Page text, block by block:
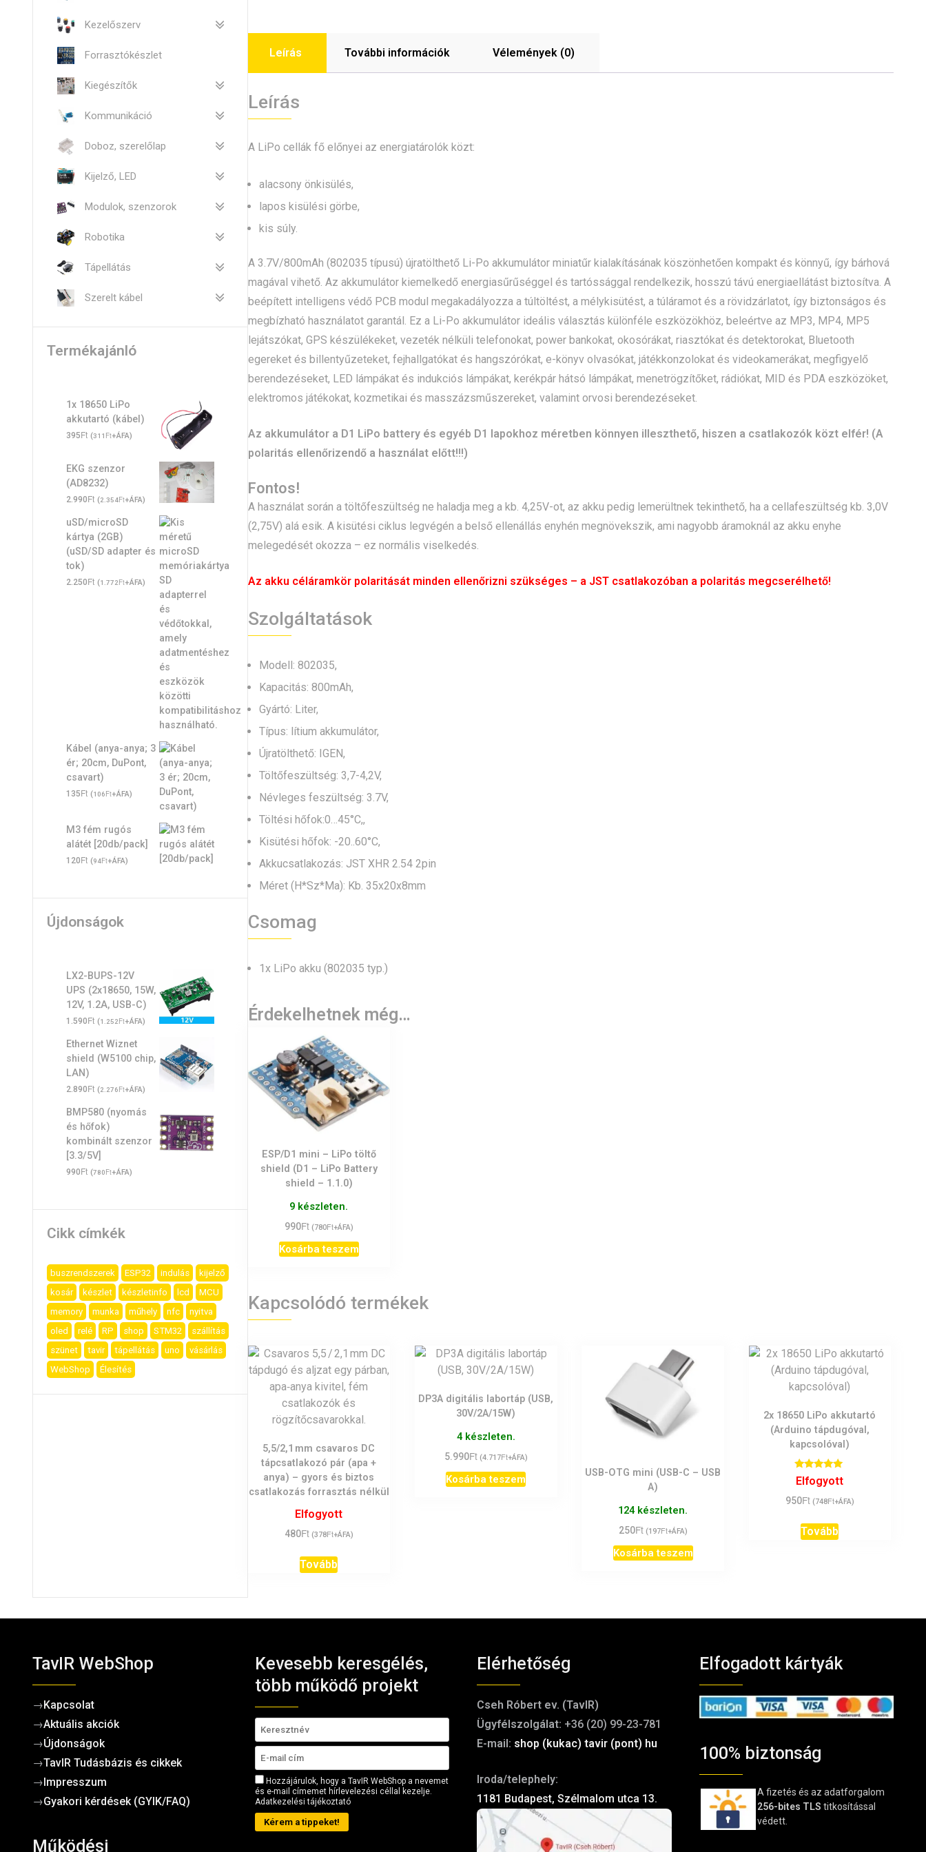
Leírás További információk Vélemények (0)
Leírás
A LiPo cellák fő előnyei az energiatárolók közt:
alacsony önkisülés,
lapos kisülési görbe,
kis súly.
A 3.7V/800mAh (802035 típusú) újratölthető Li-Po akkumulátor miniatűr kialakításának köszönhetően kompakt és könnyű, így bárhová
magával vihető. Az akkumulátor kiemelkedő energiasűrűséggel és tartóssággal rendelkezik, hosszú távú energiaellátást biztosítva. A
beépített intelligens védő PCB modul megakadályozza a túltöltést, a mélykisütést, a túláramot és a rövidzárlatot, így biztonságos és
megbízható használatot garantál. Ez a Li-Po akkumulátor ideális választás különféle eszközökhöz, beleértve az MP3, MP4, MP5
lejátszókat, GPS készülékeket, vezeték nélküli telefonokat, power bankokat, okosórákat, riasztókat és detektorokat, Bluetooth
egereket és billentyűzeteket, fejhallgatókat és hangszórókat, e-könyv olvasókat, játékkonzolokat és videokamerákat, megfigyelő
berendezéseket, LED lámpákat és indukciós lámpákat, kerékpár hátsó lámpákat, menetrögzítőket, rádiókat, MID és PDA eszközöket,
elektromos játékokat, kozmetikai és masszázsműszereket, valamint orvosi berendezéseket.
Az akkumulátor a D1 LiPo battery és egyéb D1 lapokhoz méretben könnyen illeszthető, hiszen a csatlakozók közt elfér! (A
polaritás ellenőrizendő a használat előtt!!!)
Fontos!
A használat során a töltőfeszültség ne haladja meg a kb. 4,25V-ot, az akku pedig lemerültnek tekinthető, ha a cellafeszültség kb. 3,0V
(2,75V) alá esik. A kisütési ciklus legvégén a belső ellenállás enyhén megnövekszik, ami nagyobb áramoknál az akku enyhe
melegedését okozza – ez normális viselkedés.
Az akku céláramkör polaritását minden ellenőrizni szükséges – a JST csatlakozóban a polaritás megcserélhető!
Szolgáltatások
Modell: 802035,
Kapacitás: 800mAh,
Gyártó: Liter,
Típus: lítium akkumulátor,
Újratölthető: IGEN,
Töltőfeszültség: 3,7-4,2V,
Névleges feszültség: 3.7V,
Töltési hőfok:0…45°C,,
Kisütési hőfok: -20..60°C,
Akkucsatlakozás: JST XHR 2.54 2pin
Méret (H*Sz*Ma): Kb. 35x20x8mm
Csomag
1x LiPo akku (802035 typ.)
Érdekelhetnek még…
ESP/D1 mini – LiPo töltő
shield (D1 – LiPo Battery
shield – 1.1.0)
9 készleten.
990Ft (780Ft+ÁFA)
Kosárba teszem
Kapcsolódó termékek
5,5/2,1 mm csavaros DC
tápcsatlakozó pár (apa +
anya) – gyors és biztos
csatlakozás forrasztás nélkül
Elfogyott
480Ft (378Ft+ÁFA)
Tovább
DP3A digitális labortáp (USB,
30V/2A/15W)
4 készleten.
5.990Ft (4.717Ft+ÁFA)
Kosárba teszem
USB-OTG mini (USB-C – USB
A)
124 készleten.
250Ft (197Ft+ÁFA)
Kosárba teszem
2x 18650 LiPo akkutartó
(Arduino tápdugóval,
kapcsolóval)
Értékelés:
5.00
Elfogyott
950Ft (748Ft+ÁFA)
Tovább
Kezelőszerv
Forrasztókészlet
Kiegészítők
Kommunikáció
Doboz, szerelőlap
Kijelző, LED
Modulok, szenzorok
Robotika
Tápellátás
Szerelt kábel
Termékajánló
1x 18650 LiPo
akkutartó (kábel)
395Ft (311 Ft+ÁFA)
EKG szenzor
(AD8232)
2.990Ft (2.354Ft+ÁFA)
uSD/microSD
kártya (2GB)
(uSD/SD adapter és
tok)
2.250Ft (1.772Ft+ÁFA)
Kábel (anya-anya; 3
ér; 20cm, DuPont,
csavart)
135Ft (106Ft+ÁFA)
M3 fém rugós
alátét [20db/pack]
120Ft (94Ft+ÁFA)
Újdonságok
LX2-BUPS-12V
UPS (2x18650, 15W,
12V, 1.2A, USB-C)
1.590Ft (1.252Ft+ÁFA)
Ethernet Wiznet
shield (W5100 chip,
LAN)
2.890Ft (2.276Ft+ÁFA)
BMP580 (nyomás
és hőfok)
kombinált szenzor
[3.3/5V]
990Ft (780Ft+ÁFA)
Cikk címkék
buszrendszerek ESP32 indulás
kijelző
kosár
készlet készletinfo lcd
MCU
memory
munka műhely nfc
nyitva
oled
relé RP shop STM32
szállítás
szünet
tavir tápellátás uno
vásárlás
WebShop
Élesítés
TavIR WebShop
→Kapcsolat
→Aktuális akciók
→Újdonságok
→TavIR Tudásbázis és cikkek
→Impresszum
→Gyakori kérdések (GYIK/FAQ)
Működési
Kevesebb keresgélés,
több működő projekt
Hozzájárulok, hogy a TavIR WebShop a nevemet
és e-mail címemet hírlevelezési céllal kezelje.
Adatkezelési tájékoztató
Kérem a tippeket!
Elérhetőség
Cseh Róbert ev. (TavIR)
Ügyfélszolgálat: +36 (20) 99-23-781
E-mail: shop (kukac) tavir (pont) hu
Iroda/telephely:
1181 Budapest, Szélmalom utca 13.
Elfogadott kártyák
100% biztonság
A fizetés és az adatforgalom
256-bites TLS titkosítással
védett.